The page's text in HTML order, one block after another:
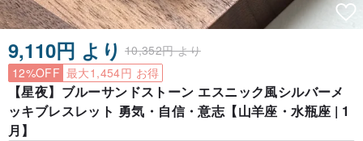
9,110円 より 10,352円 より
12%OFF 最大1,454円 お得
【星夜】ブルーサンドストーン エスニック風シルバーメ
ッキブレスレット 勇気・自信・意志【山羊座・水瓶座 | 1
月】